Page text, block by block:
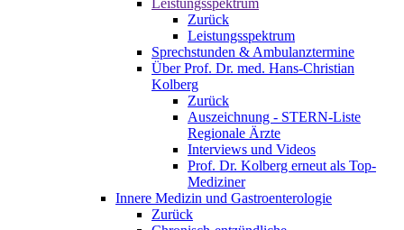
Leistungsspektrum
Zurück
Leistungsspektrum
Sprechstunden & Ambulanztermine
Über Prof. Dr. med. Hans-Christian
Kolberg
Zurück
Auszeichnung - STERN-Liste
Regionale Ärzte
Interviews und Videos
Prof. Dr. Kolberg erneut als Top-
Mediziner
Innere Medizin und Gastroenterologie
Zurück